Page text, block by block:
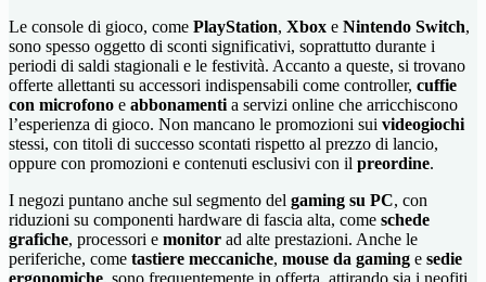
Le console di gioco, come PlayStation, Xbox e Nintendo Switch,
sono spesso oggetto di sconti significativi, soprattutto durante i
periodi di saldi stagionali e le festività. Accanto a queste, si trovano
offerte allettanti su accessori indispensabili come controller, cuffie
con microfono e abbonamenti a servizi online che arricchiscono
l’esperienza di gioco. Non mancano le promozioni sui videogiochi
stessi, con titoli di successo scontati rispetto al prezzo di lancio,
oppure con promozioni e contenuti esclusivi con il preordine.
I negozi puntano anche sul segmento del gaming su PC, con
riduzioni su componenti hardware di fascia alta, come schede
grafiche, processori e monitor ad alte prestazioni. Anche le
periferiche, come tastiere meccaniche, mouse da gaming e sedie
ergonomiche, sono frequentemente in offerta, attirando sia i neofiti